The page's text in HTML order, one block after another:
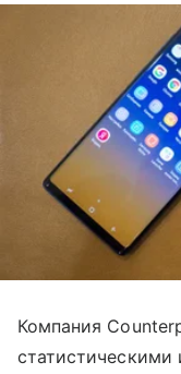
Компания
статистическими